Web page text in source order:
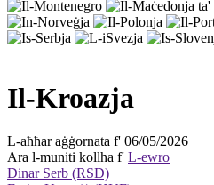
Il-Kroazja
L-aħħar aġġornata f' 06/05/2026
Ara l-muniti kollha f' L-ewro
Dinar Serb (RSD)